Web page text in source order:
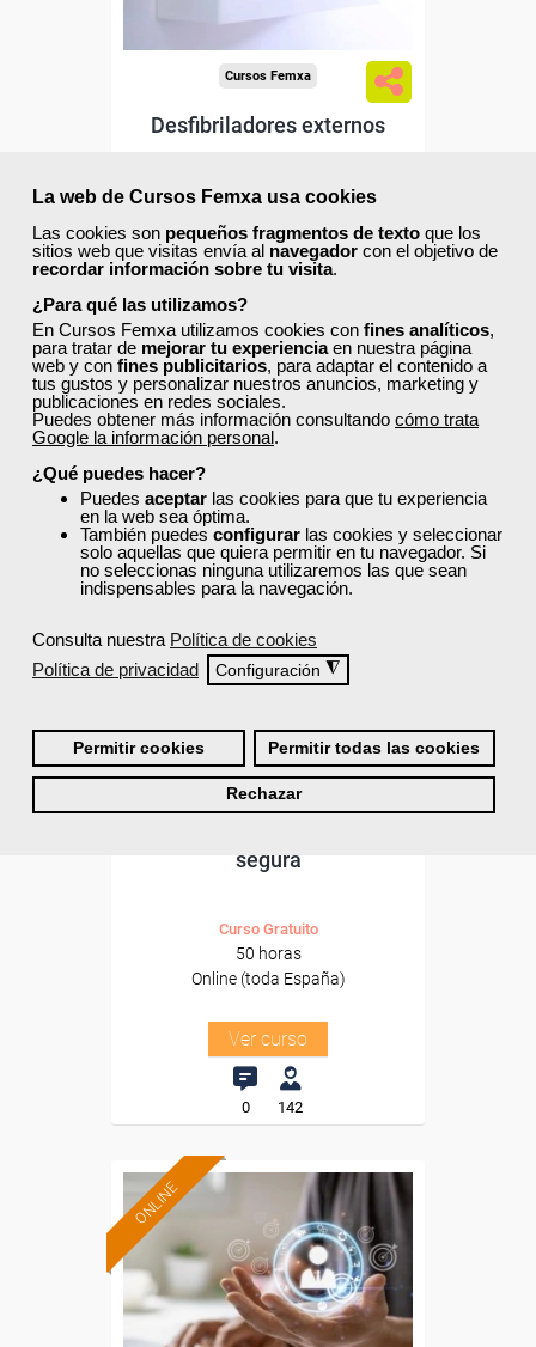
La web de Cursos Femxa usa cookies
Las cookies son pequeños fragmentos de texto que los
sitios web que visitas envía al navegador con el objetivo de
recordar información sobre tu visita.
¿Para qué las utilizamos?
En Cursos Femxa utilizamos cookies con fines analíticos,
para tratar de mejorar tu experienciaen nuestra página
web y con fines publicitarios, para adaptar el contenido a
tus gustos y personalizar nuestros anuncios, marketing y
publicaciones en redes sociales.
Puedes obtener más información consultando cómo trata
Google la información personal.
¿Qué puedes hacer?
Puedes aceptar las cookies para que tu experiencia
en la web sea óptima.
También puedes configurar las cookies y seleccionar
solo aquellas que quiera permitir en tu navegador. Si
no seleccionas ninguna utilizaremos las que sean
indispensables para la navegación.
Consulta nuestra Política de cookies
Política de privacidad
Configuración ◮
Permitir cookies Permitir todas las cookies
Rechazar
Cursos Femxa
Desfibriladores externos
Curso Gratuito
20 horas
Online (toda España)
Ver curso
4 144
ONLINE
Formación 100%
subvencionada.
trabajadores y autónomos.
Sector
Cursos Femxa
segura
Curso Gratuito
50 horas
Online (toda España)
Ver curso
0 142
ONLINE
Formación 100%
subvencionada.
Para desempleados,
trabajadores y autónomos.